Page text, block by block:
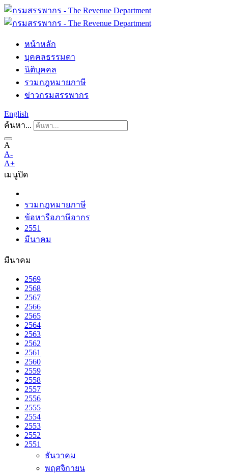
หน้าหลัก
บุคคลธรรมดา
นิติบุคคล
รวมกฎหมายภาษี
ข่าวกรมสรรพากร
English
ค้นหา...
A
A-
A+
เมนูปิด
รวมกฎหมายภาษี
ข้อหารือภาษีอากร
2551
มีนาคม
มีนาคม
2569
2568
2567
2566
2565
2564
2563
2562
2561
2560
2559
2558
2557
2556
2555
2554
2553
2552
2551
ธันวาคม
พฤศจิกายน